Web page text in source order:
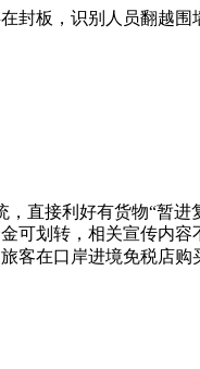
板，识别人员翻越围
直接利好有货物“暂进
划转，相关宣传内
客在口岸进境免税店购